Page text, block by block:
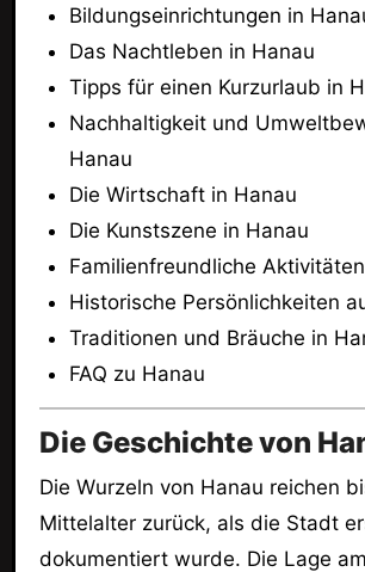
Bildungseinrichtungen in
Das Nachtleben in Hanau
Tipps für einen Kurzurlaub in
Nachhaltigkeit und
Hanau
Die Wirtschaft in Hanau
Die Kunstszene in Hanau
Familienfreundliche
Historische Persönlichkeiten
Traditionen und Bräuche in
FAQ zu Hanau
Die Geschichte von
Die Wurzeln von Hanau reichen
Mittelalter zurück, als die Stadt
dokumentiert wurde. Die Lage